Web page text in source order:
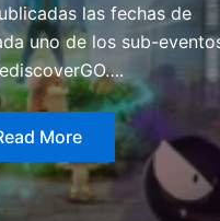
las fechas de
uno de los sub-
More